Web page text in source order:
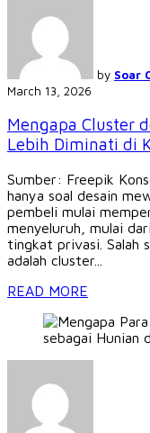
by Soar
March 13, 2026
Mengapa Cluster
Lebih Diminati di
Sumber: Freepik
hanya soal desain
pembeli mulai
menyeluruh, mulai
tingkat privasi. Salah
adalah cluster...
READ MORE